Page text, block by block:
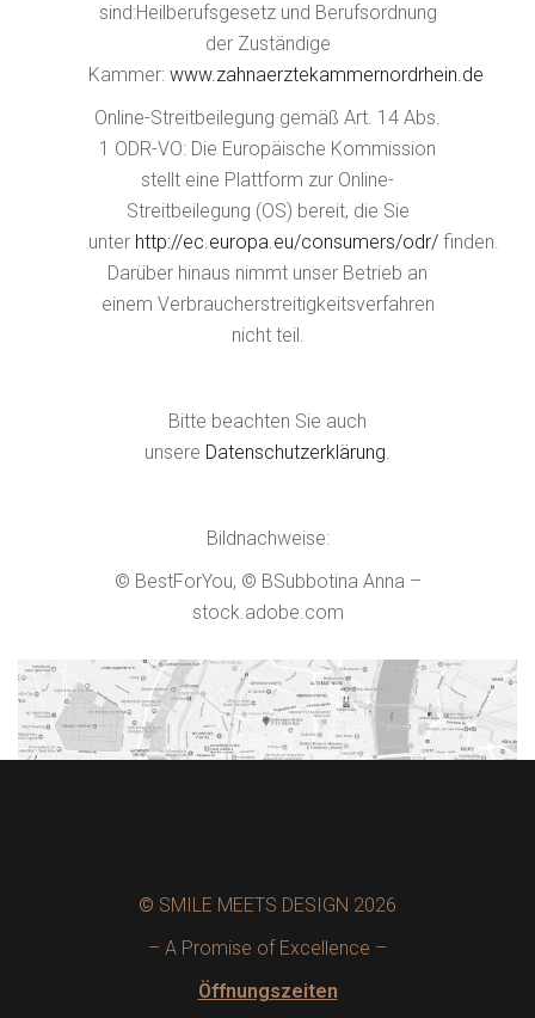
sind:Heilberufsgesetz und Berufsordnung
der Zuständige
Kammer: www.zahnaerztekammernordrhein.de
Online-Streitbeilegung gemäß Art. 14 Abs.
1 ODR-VO: Die Europäische Kommission
stellt eine Plattform zur Online-
Streitbeilegung (OS) bereit, die Sie
unter http://ec.europa.eu/consumers/odr/ finden.
Darüber hinaus nimmt unser Betrieb an
einem Verbraucherstreitigkeitsverfahren
nicht teil.
Bitte beachten Sie auch
unsere Datenschutzerklärung.
Bildnachweise:
© BestForYou, © BSubbotina Anna –
stock.adobe.com
© SMILE MEETS DESIGN 2026
– A Promise of Excellence –
Öffnungszeiten